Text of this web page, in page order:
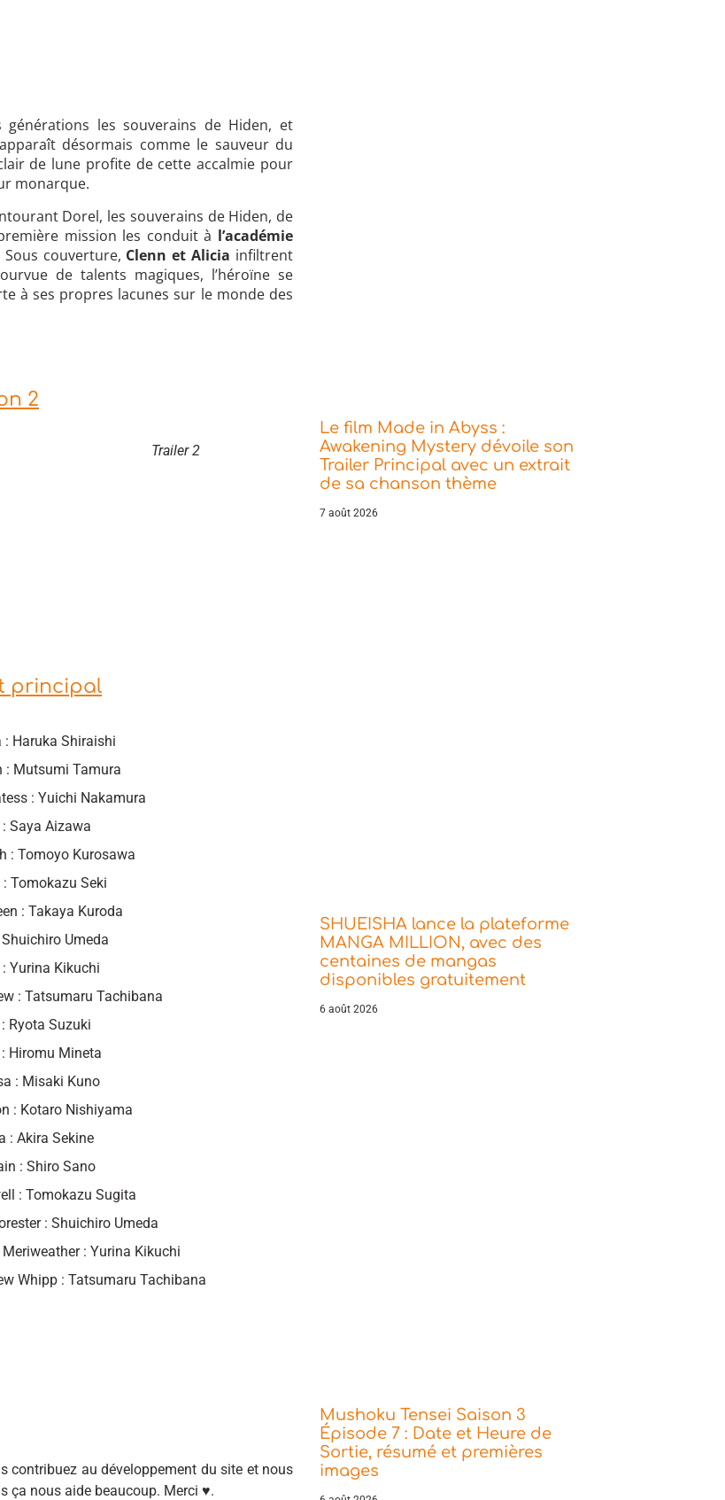
les souverains de Hiden, et
apparaît désormais comme le sauveur du
de lune profite de cette accalmie pour
monarque.
Dorel, les souverains de Hiden, de
mission les conduit à l’académie
couverture, Clenn et Alicia infiltrent
de talents magiques, l’héroïne se
à ses propres lacunes sur le monde des
2
Trailer 2
principal
: Haruka Shiraishi
: Mutsumi Tamura
: Yuichi Nakamura
Saya Aizawa
: Tomoyo Kurosawa
: Tomokazu Seki
: Takaya Kuroda
Shuichiro Umeda
Yurina Kikuchi
: Tatsumaru Tachibana
Ryota Suzuki
Hiromu Mineta
: Misaki Kuno
: Kotaro Nishiyama
: Akira Sekine
: Shiro Sano
: Tomokazu Sugita
: Shuichiro Umeda
: Yurina Kikuchi
Whipp : Tatsumaru Tachibana
contribuez au développement du site et nous
ça nous aide beaucoup. Merci ♥.
Le film Made in Abyss :
Awakening Mystery dévoile son
Trailer Principal avec un extrait
de sa chanson thème
7 août 2026
SHUEISHA lance la plateforme
MANGA MILLION, avec des
centaines de mangas
disponibles gratuitement
6 août 2026
Mushoku Tensei Saison 3
Épisode 7 : Date et Heure de
Sortie, résumé et premières
images